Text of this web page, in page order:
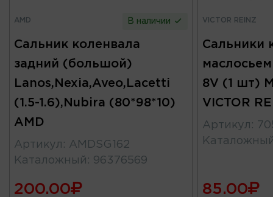
AMD В наличии
Сальник коленвала
задний (большой)
Lanos,Nexia,Aveo,Lacetti
(1.5-1.6),Nubira (80*98*10)
AMD
Артикул : AMDSG162
Каталожный : 96376569
200.00
VICTOR REINZ
Сальники
8V (1 шт)
VICTOR
Артикул :
85.00